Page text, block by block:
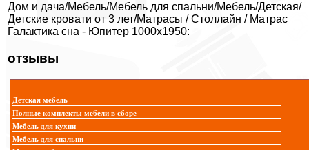
Дом и дача/Мебель/Мебель для спальни/Мебель/Детская/
Детские кровати от 3 лет/Матрасы / Столлайн / Матрас
Галактика сна - Юпитер 1000x1950:
отзывы
Детская мебель
Полные комплекты мебели в сборе
Мебель для кухни
Мебель для спальни